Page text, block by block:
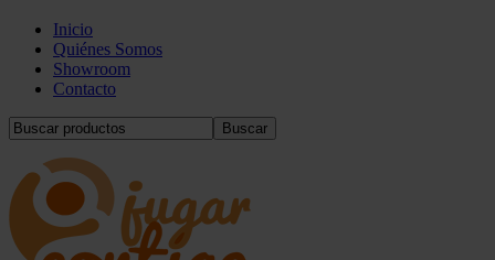
Inicio
Quiénes Somos
Showroom
Contacto
Buscar